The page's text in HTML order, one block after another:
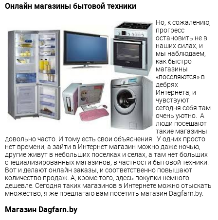
Онлайн магазины бытовой техники
Но, к сожалению,
прогресс
остановить не в
наших силах, и
мы наблюдаем,
как быстро
магазины
«поселяются» в
дебрях
Интернета, и
чувствуют
сегодня себя там
очень уютно. А
люди посещают
такие магазины
довольно часто. И тому есть свои объяснения. У одних просто
нет времени, а зайти в Интернет магазин можно даже ночью,
другие живут в небольших поселках и селах, а там нет больших
специализированных магазинов, в частности бытовой техники.
Вот и делают онлайн заказы, и соответственно повышают
количество продаж. А, кроме того, здесь покупки немного
дешевле. Сегодня таких магазинов в Интернете можно отыскать
множество, я же предлагаю вам посетить магазин Dagfarn.by.
Магазин Dagfarn.by